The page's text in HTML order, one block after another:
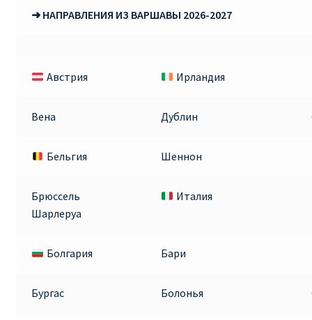
Акции RYANAIR из Варшавы
Акции RYANAIR из Вильнюса
Акции RYANAIR из Каунаса
БИЛЕТЫ RYANAIR | ПОИСК ЛУЧШЕЙ ЦЕНЫ |
➜ НАПРАВЛЕНИЯ ИЗ ВАРШАВЫ 2026-2027
Австрия Ирландия
Вена Дублин
Бельгия Шеннон
Брюссель
Шарлеруа
Италия
Болгария Бари
Бургас Болонья